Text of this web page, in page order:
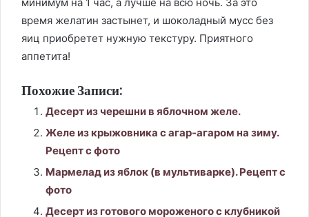
время желатин застынет, и шоколадный мусс без
яиц приобретет нужную текстуру. Приятного
аппетита!
Похожие Записи:
Десерт из черешни в яблочном желе.
Желе из крыжовника с агар-агаром на зиму.
Рецепт с фото
Мармелад из яблок (в мультиварке). Рецепт с
фото
Десерт из готового мороженого с клубникой